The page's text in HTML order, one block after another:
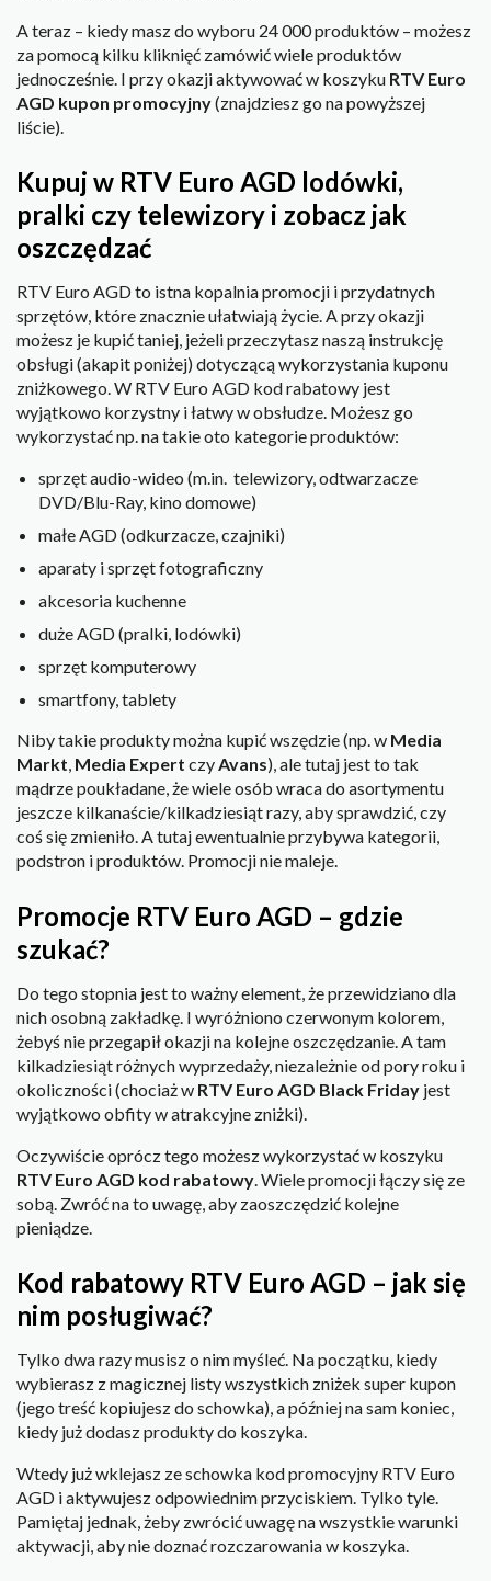
A teraz – kiedy masz do wyboru 24 000 produktów – możesz
za pomocą kilku kliknięć zamówić wiele produktów
jednocześnie. I przy okazji aktywować w koszyku RTV Euro
AGD kupon promocyjny(znajdziesz go na powyższej
liście).
Kupuj w RTV Euro AGD lodówki,
pralki czy telewizory i zobacz jak
oszczędzać
RTV Euro AGD to istna kopalnia promocji i przydatnych
sprzętów, które znacznie ułatwiają życie. A przy okazji
możesz je kupić taniej, jeżeli przeczytasz naszą instrukcję
obsługi (akapit poniżej) dotyczącą wykorzystania kuponu
zniżkowego. W RTV Euro AGD kod rabatowy jest
wyjątkowo korzystny i łatwy w obsłudze. Możesz go
wykorzystać np. na takie oto kategorie produktów:
sprzęt audio-wideo (m.in. telewizory, odtwarzacze
DVD/Blu-Ray, kino domowe)
małe AGD (odkurzacze, czajniki)
aparaty i sprzęt fotograficzny
akcesoria kuchenne
duże AGD (pralki, lodówki)
sprzęt komputerowy
smartfony, tablety
Niby takie produkty można kupić wszędzie (np. w Media
Markt, Media Expert czyAvans), ale tutaj jest to tak
mądrze poukładane, że wiele osób wraca do asortymentu
jeszcze kilkanaście/kilkadziesiąt razy, aby sprawdzić, czy
coś się zmieniło. A tutaj ewentualnie przybywa kategorii,
podstron i produktów. Promocji nie maleje.
Promocje RTV Euro AGD – gdzie
szukać?
Do tego stopnia jest to ważny element, że przewidziano dla
nich osobną zakładkę. I wyróżniono czerwonym kolorem,
żebyś nie przegapił okazji na kolejne oszczędzanie. A tam
kilkadziesiąt różnych wyprzedaży, niezależnie od pory roku i
okoliczności (chociaż w RTV Euro AGD Black Friday jest
wyjątkowo obfity w atrakcyjne zniżki).
Oczywiście oprócz tego możesz wykorzystać w koszyku
RTV Euro AGD kod rabatowy. Wiele promocji łączy się ze
sobą. Zwróć na to uwagę, aby zaoszczędzić kolejne
pieniądze.
Kod rabatowy RTV Euro AGD – jak się
nim posługiwać?
Tylko dwa razy musisz o nim myśleć. Na początku, kiedy
wybierasz z magicznej listy wszystkich zniżek super kupon
(jego treść kopiujesz do schowka), a później na sam koniec,
kiedy już dodasz produkty do koszyka.
Wtedy już wklejasz ze schowka kod promocyjny RTV Euro
AGD i aktywujesz odpowiednim przyciskiem. Tylko tyle.
Pamiętaj jednak, żeby zwrócić uwagę na wszystkie warunki
aktywacji, aby nie doznać rozczarowania w koszyka.